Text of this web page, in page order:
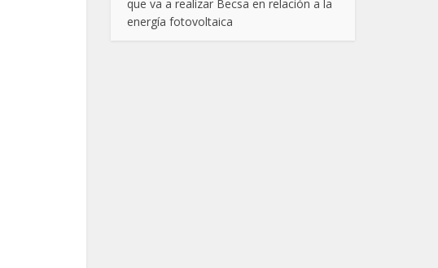
que va a realizar Becsa en relación a la
energía fotovoltaica